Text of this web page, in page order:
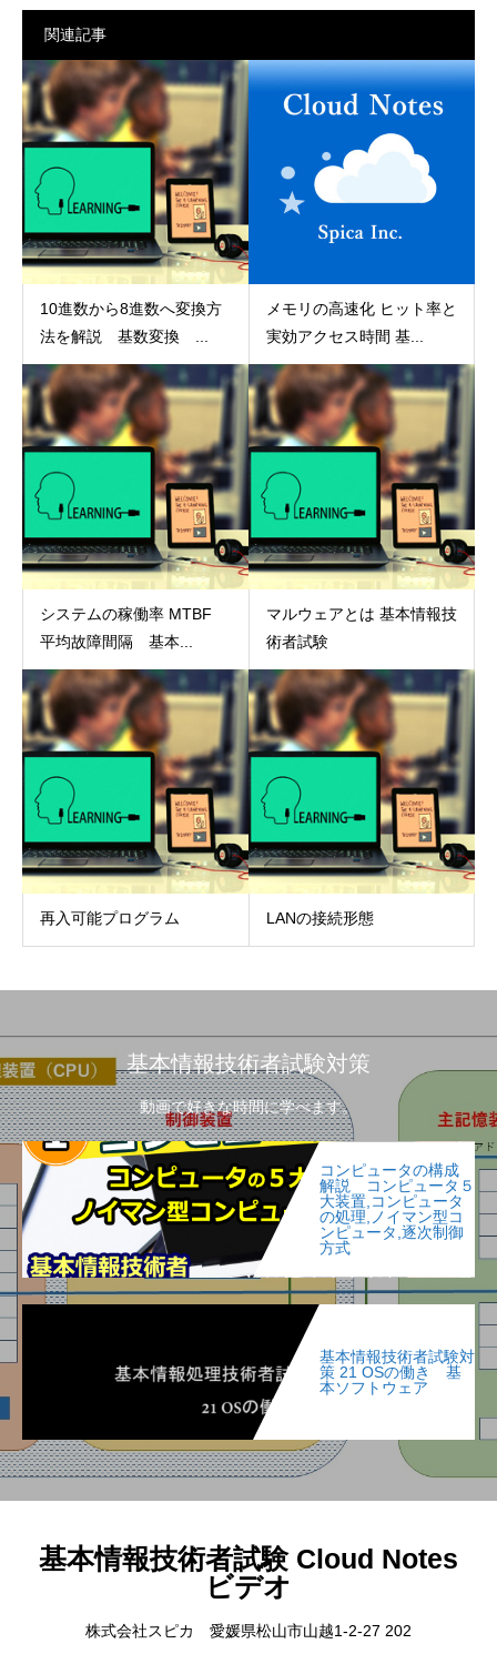
関連記事
10進数から8進数へ変換方
法を解説 基数変換 ...
メモリの高速化 ヒット率と
実効アクセス時間 基...
システムの稼働率 MTBF
平均故障間隔 基本...
マルウェアとは 基本情報技
術者試験
再入可能プログラム LANの接続形態
基本情報技術者試験対策
動画で好きな時間に学べます。
コンピュータの構成
解説 コンピュータ５
大装置,コンピュータ
の処理,ノイマン型コ
ンピュータ,逐次制御
方式
基本情報技術者試験対
策 21 OSの働き 基
本ソフトウェア
基本情報技術者試験 Cloud Notes
ビデオ
株式会社スピカ 愛媛県松山市山越1-2-27 202